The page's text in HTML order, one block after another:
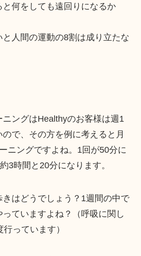
と何をしても遠回りになるか
と人間の運動の8割は成り立たな
ングはHealthyのお客様は週1
で、その方を例に考えると月
ニングですよね。1回が50分に
3時間と20分になります。
きはどうでしょう？1週間の中で
ていますよね？（呼吸に関し
っています）